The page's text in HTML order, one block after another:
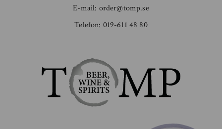
E-mail: order@tomp.se
Telefon: 019-611 48 80